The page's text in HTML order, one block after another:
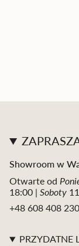
Showroom w
Otwarte od
18:00 | Soboty
+48 608 408
PRZYDATNE